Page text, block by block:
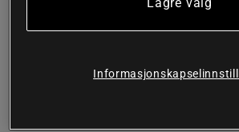
bruk i kosttilskudd. Ellers bindes kelatert